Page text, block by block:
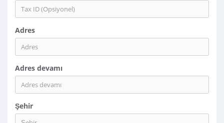
Adres
Adres devamı
Şehir